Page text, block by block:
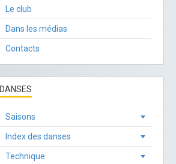
Le club
Dans les médias
Contacts
DANSES
Saisons
Index des danses
Technique